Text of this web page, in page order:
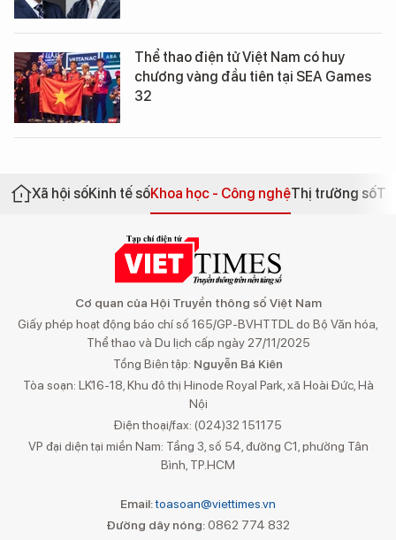
Thể thao điện tử Việt Nam có huy
chương vàng đầu tiên tại SEA Games
32
Xã hội sốKinh tế sốKhoa học - Công nghệThị trường số
Cơ quan của Hội Truyền thông số Việt Nam
Giấy phép hoạt động báo chí số 165/GP-BVHTTDL do Bộ Văn hóa,
Thể thao và Du lịch cấp ngày 27/11/2025
Tổng Biên tập: Nguyễn Bá Kiên
Tòa soạn: LK16-18, Khu đô thị Hinode Royal Park, xã Hoài Đức, Hà
Nội
Điện thoại/fax: (024)32 151175
VP đại diện tại miền Nam: Tầng 3, số 54, đường C1, phường Tân
Bình, TP.HCM
Email:toasoan@viettimes.vn
Đường dây nóng: 0862 774 832